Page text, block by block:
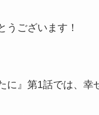
うございます！
に』第1話では、